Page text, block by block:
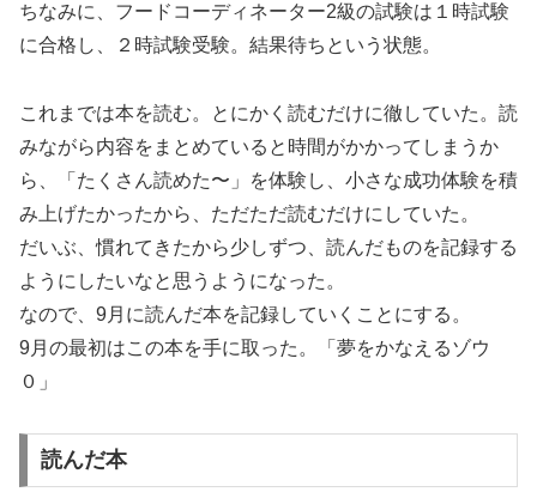
ちなみに、フードコーディネーター2級の試験は１時試験
に合格し、２時試験受験。結果待ちという状態。
これまでは本を読む。とにかく読むだけに徹していた。読
みながら内容をまとめていると時間がかかってしまうか
ら、「たくさん読めた〜」を体験し、小さな成功体験を積
み上げたかったから、ただただ読むだけにしていた。
だいぶ、慣れてきたから少しずつ、読んだものを記録する
ようにしたいなと思うようになった。
なので、9月に読んだ本を記録していくことにする。
9月の最初はこの本を手に取った。「夢をかなえるゾウ
０」
読んだ本